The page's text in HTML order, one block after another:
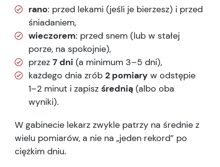
rano: przed lekami (jeśli je bierzesz) i przed
śniadaniem,
wieczorem: przed snem (lub w stałej
porze, na spokojnie),
przez 7 dni (a minimum 3–5 dni),
każdego dnia zrób 2 pomiary w odstępie
1–2 minut i zapisz średnią (albo oba
wyniki).
W gabinecie lekarz zwykle patrzy na średnie z
wielu pomiarów, a nie na „jeden rekord” po
ciężkim dniu.